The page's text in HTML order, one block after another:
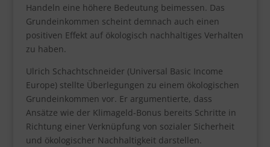
Handeln eine höhere Bedeutung beimessen. Das
Grundeinkommen scheint demnach auch einen
positiven Effekt auf ökologisch nachhaltiges Verhalten
zu haben.
Ulrich Schachtschneider (Universal Basic Income
Europe) stellte Überlegungen zu einem ökologischen
Grundeinkommen vor. Er argumentierte, dass
Ansätze wie der Klimageld-Bonus bereits Schritte in
Richtung einer Verknüpfung von sozialer Sicherheit
und ökologischer Nachhaltigkeit darstellen.